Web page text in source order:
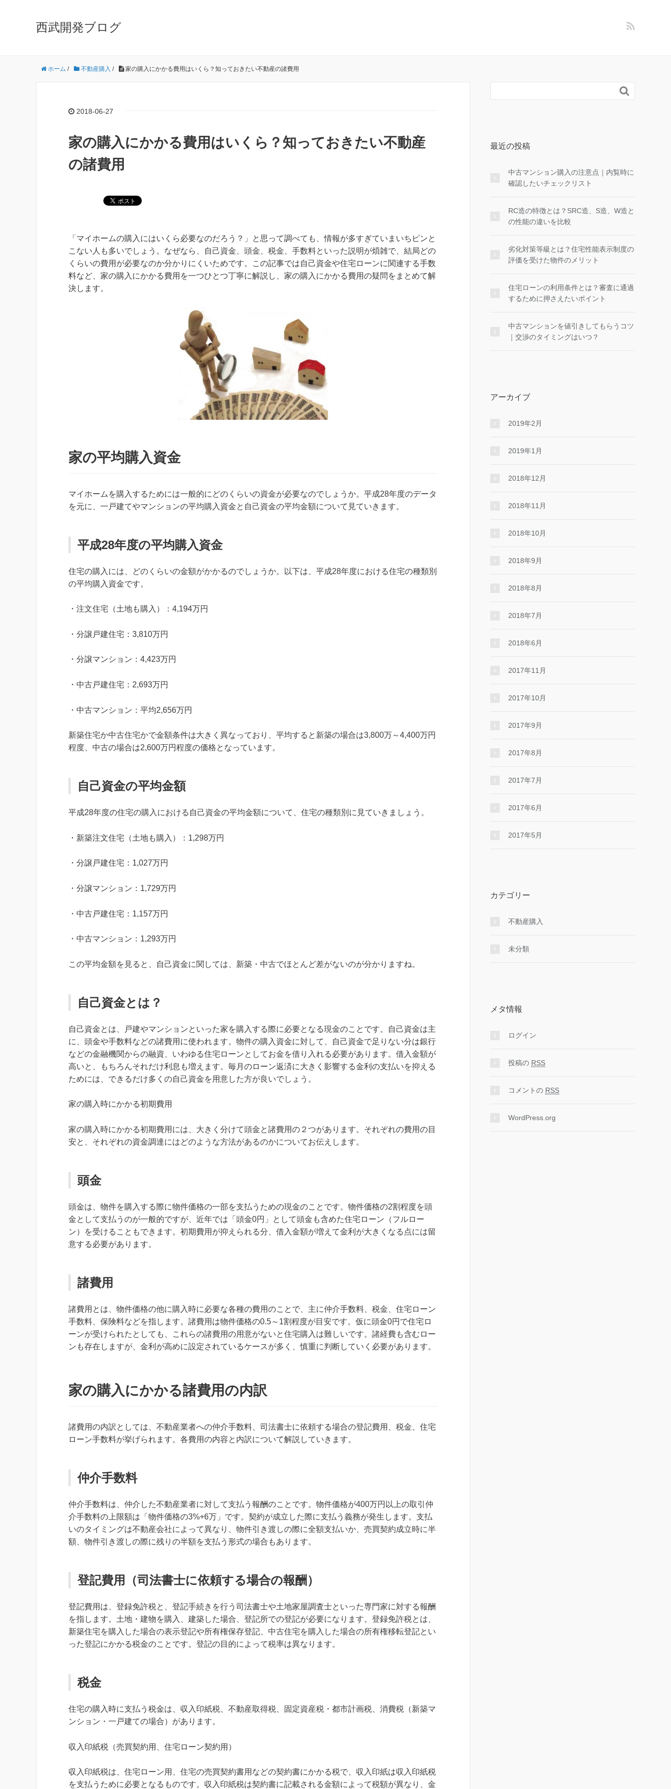
西武開発ブログ
ホーム / 不動産購入 / 家の購入にかかる費用はいくら？知っておきたい不動産の諸費用
2018-06-27
家の購入にかかる費用はいくら？知っておきたい不動産
の諸費用
「マイホームの購入にはいくら必要なのだろう？」と思って調べても、情報が多すぎていまいちピンと
こない人も多いでしょう。なぜなら、自己資金、頭金、税金、手数料といった説明が煩雑で、結局どの
くらいの費用が必要なのか分かりにくいためです。この記事では自己資金や住宅ローンに関連する手数
料など、家の購入にかかる費用を一つひとつ丁寧に解説し、家の購入にかかる費用の疑問をまとめて解
決します。
家の平均購入資金
マイホームを購入するためには一般的にどのくらいの資金が必要なのでしょうか。平成28年度のデータ
を元に、一戸建てやマンションの平均購入資金と自己資金の平均金額について見ていきます。
平成28年度の平均購入資金
住宅の購入には、どのくらいの金額がかかるのでしょうか。以下は、平成28年度における住宅の種類別
の平均購入資金です。
・注文住宅（土地も購入）：4,194万円
・分譲戸建住宅：3,810万円
・分譲マンション：4,423万円
・中古戸建住宅：2,693万円
・中古マンション：平均2,656万円
新築住宅か中古住宅かで金額条件は大きく異なっており、平均すると新築の場合は3,800万～4,400万円
程度、中古の場合は2,600万円程度の価格となっています。
自己資金の平均金額
平成28年度の住宅の購入における自己資金の平均金額について、住宅の種類別に見ていきましょう。
・新築注文住宅（土地も購入）：1,298万円
・分譲戸建住宅：1,027万円
・分譲マンション：1,729万円
・中古戸建住宅：1,157万円
・中古マンション：1,293万円
この平均金額を見ると、自己資金に関しては、新築・中古でほとんど差がないのが分かりますね。
自己資金とは？
自己資金とは、戸建やマンションといった家を購入する際に必要となる現金のことです。自己資金は主
に、頭金や手数料などの諸費用に使われます。物件の購入資金に対して、自己資金で足りない分は銀行
などの金融機関からの融資、いわゆる住宅ローンとしてお金を借り入れる必要があります。借入金額が
高いと、もちろんそれだけ利息も増えます。毎月のローン返済に大きく影響する金利の支払いを抑える
ためには、できるだけ多くの自己資金を用意した方が良いでしょう。
家の購入時にかかる初期費用
家の購入時にかかる初期費用には、大きく分けて頭金と諸費用の２つがあります。それぞれの費用の目
安と、それぞれの資金調達にはどのような方法があるのかについてお伝えします。
頭金
頭金は、物件を購入する際に物件価格の一部を支払うための現金のことです。物件価格の2割程度を頭
金として支払うのが一般的ですが、近年では「頭金0円」として頭金も含めた住宅ローン（フルロー
ン）を受けることもできます。初期費用が抑えられる分、借入金額が増えて金利が大きくなる点には留
意する必要があります。
諸費用
諸費用とは、物件価格の他に購入時に必要な各種の費用のことで、主に仲介手数料、税金、住宅ローン
手数料、保険料などを指します。諸費用は物件価格の0.5～1割程度が目安です。仮に頭金0円で住宅ロ
ーンが受けられたとしても、これらの諸費用の用意がないと住宅購入は難しいです。諸経費も含むロー
ンも存在しますが、金利が高めに設定されているケースが多く、慎重に判断していく必要があります。
家の購入にかかる諸費用の内訳
諸費用の内訳としては、不動産業者への仲介手数料、司法書士に依頼する場合の登記費用、税金、住宅
ローン手数料が挙げられます。各費用の内容と内訳について解説していきます。
仲介手数料
仲介手数料は、仲介した不動産業者に対して支払う報酬のことです。物件価格が400万円以上の取引仲
介手数料の上限額は「物件価格の3%+6万」です。契約が成立した際に支払う義務が発生します。支払
いのタイミングは不動産会社によって異なり、物件引き渡しの際に全額支払いか、売買契約成立時に半
額、物件引き渡しの際に残りの半額を支払う形式の場合もあります。
登記費用（司法書士に依頼する場合の報酬）
登記費用は、登録免許税と、登記手続きを行う司法書士や土地家屋調査士といった専門家に対する報酬
を指します。土地・建物を購入、建築した場合、登記所での登記が必要になります。登録免許税とは、
新築住宅を購入した場合の表示登記や所有権保存登記、中古住宅を購入した場合の所有権移転登記とい
った登記にかかる税金のことです。登記の目的によって税率は異なります。
税金
住宅の購入時に支払う税金は、収入印紙税、不動産取得税、固定資産税・都市計画税、消費税（新築マ
ンション・一戸建ての場合）があります。
収入印紙税（売買契約用、住宅ローン契約用）
収入印紙税は、住宅ローン用、住宅の売買契約書用などの契約書にかかる税で、収入印紙は収入印紙税
を支払うために必要となるものです。収入印紙税は契約書に記載される金額によって税額が異なり、金

最近の投稿
中古マンション購入の注意点｜内覧時に
確認したいチェックリスト
RC造の特徴とは？SRC造、S造、W造と
の性能の違いを比較
劣化対策等級とは？住宅性能表示制度の
評価を受けた物件のメリット
住宅ローンの利用条件とは？審査に通過
するために押さえたいポイント
中古マンションを値引きしてもらうコツ
｜交渉のタイミングはいつ？
アーカイブ
2019年2月
2019年1月
2018年12月
2018年11月
2018年10月
2018年9月
2018年8月
2018年7月
2018年6月
2017年11月
2017年10月
2017年9月
2017年8月
2017年7月
2017年6月
2017年5月
カテゴリー
不動産購入
未分類
メタ情報
ログイン
投稿の RSS
コメントの RSS
WordPress.org